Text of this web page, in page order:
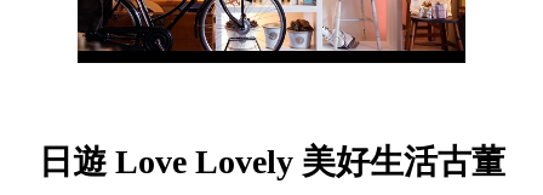
日遊 Love Lovely 美好生活古董